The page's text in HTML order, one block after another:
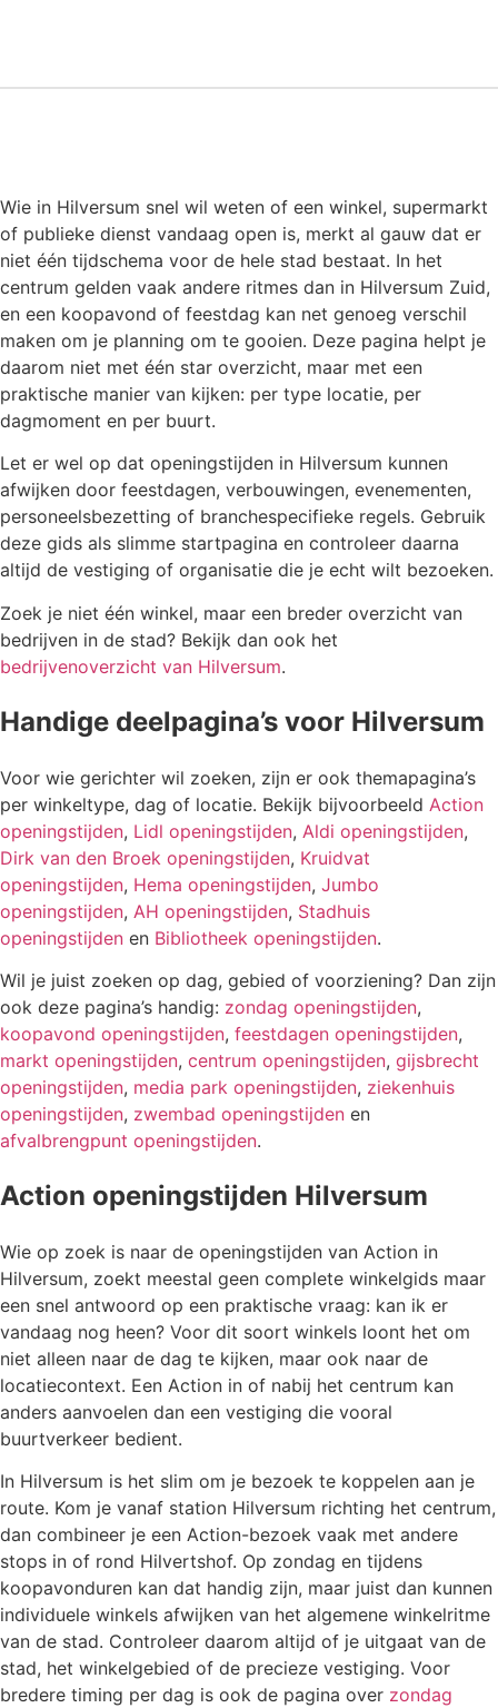
Wie in Hilversum snel wil weten of een winkel, supermarkt
of publieke dienst vandaag open is, merkt al gauw dat er
niet één tijdschema voor de hele stad bestaat. In het
centrum gelden vaak andere ritmes dan in Hilversum Zuid,
en een koopavond of feestdag kan net genoeg verschil
maken om je planning om te gooien. Deze pagina helpt je
daarom niet met één star overzicht, maar met een
praktische manier van kijken: per type locatie, per
dagmoment en per buurt.
Let er wel op dat openingstijden in Hilversum kunnen
afwijken door feestdagen, verbouwingen, evenementen,
personeelsbezetting of branchespecifieke regels. Gebruik
deze gids als slimme startpagina en controleer daarna
altijd de vestiging of organisatie die je echt wilt bezoeken.
Zoek je niet één winkel, maar een breder overzicht van
bedrijven in de stad? Bekijk dan ook het
bedrijvenoverzicht van Hilversum.
Handige deelpagina’s voor Hilversum
Voor wie gerichter wil zoeken, zijn er ook themapagina’s
per winkeltype, dag of locatie. Bekijk bijvoorbeeld Action
openingstijden, Lidl openingstijden, Aldi openingstijden,
Dirk van den Broek openingstijden, Kruidvat
openingstijden, Hema openingstijden, Jumbo
openingstijden, AH openingstijden, Stadhuis
openingstijden en Bibliotheek openingstijden.
Wil je juist zoeken op dag, gebied of voorziening? Dan zijn
ook deze pagina’s handig: zondag openingstijden,
koopavond openingstijden, feestdagen openingstijden,
markt openingstijden, centrum openingstijden, gijsbrecht
openingstijden, media park openingstijden, ziekenhuis
openingstijden, zwembad openingstijden en
afvalbrengpunt openingstijden.
Action openingstijden Hilversum
Wie op zoek is naar de openingstijden van Action in
Hilversum, zoekt meestal geen complete winkelgids maar
een snel antwoord op een praktische vraag: kan ik er
vandaag nog heen? Voor dit soort winkels loont het om
niet alleen naar de dag te kijken, maar ook naar de
locatiecontext. Een Action in of nabij het centrum kan
anders aanvoelen dan een vestiging die vooral
buurtverkeer bedient.
In Hilversum is het slim om je bezoek te koppelen aan je
route. Kom je vanaf station Hilversum richting het centrum,
dan combineer je een Action-bezoek vaak met andere
stops in of rond Hilvertshof. Op zondag en tijdens
koopavonduren kan dat handig zijn, maar juist dan kunnen
individuele winkels afwijken van het algemene winkelritme
van de stad. Controleer daarom altijd of je uitgaat van de
stad, het winkelgebied of de precieze vestiging. Voor
bredere timing per dag is ook de pagina over zondag